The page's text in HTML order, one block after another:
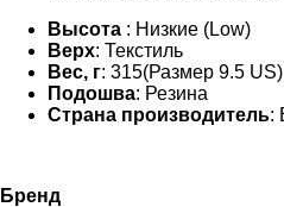
Высота : Низкие (Low)
Верх: Текстиль
Вес, г: 315(Размер 9.5 US)
Подошва: Резина
Страна производитель:
Бренд